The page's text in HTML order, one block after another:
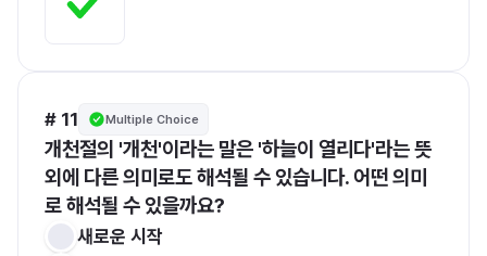
# 11 Multiple Choice
개천절의 '개천'이라는 말은 '하늘이 열리다'라는 뜻
외에 다른 의미로도 해석될 수 있습니다. 어떤 의미
로 해석될 수 있을까요?
새로운 시작